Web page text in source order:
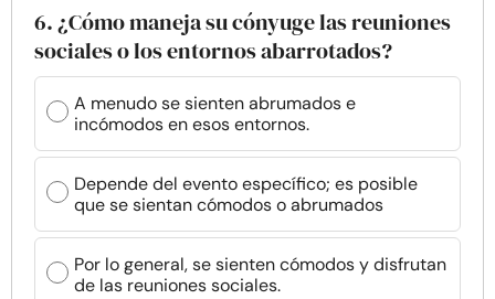
6. ¿Cómo maneja su cónyuge las reuniones
sociales o los entornos abarrotados?
A menudo se sienten abrumados e
incómodos en esos entornos.
Depende del evento específico; es posible
que se sientan cómodos o abrumados
Por lo general, se sienten cómodos y disfrutan
de las reuniones sociales.